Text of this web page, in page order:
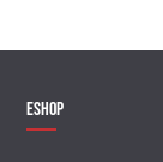
Eshop